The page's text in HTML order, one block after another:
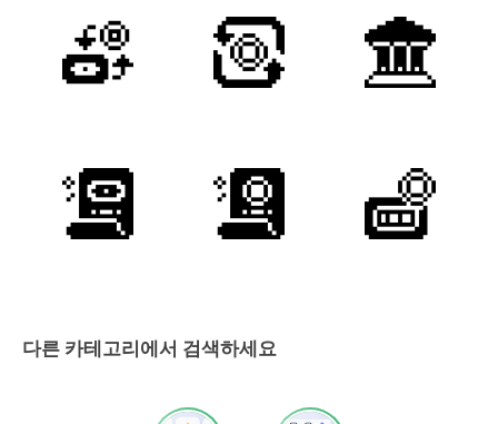
다른 카테고리에서 검색하세요